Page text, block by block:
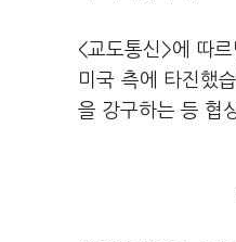
<교도통신>에 따
미국 측에 타진했
을 강구하는 등 협